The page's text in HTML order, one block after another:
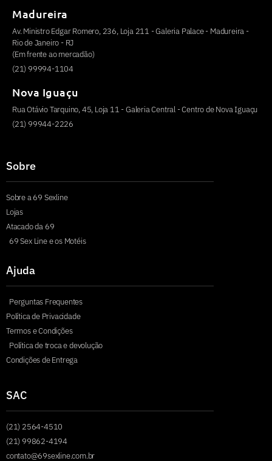
Madureira
Av. Ministro Edgar Romero, 236, Loja 211 - Galeria Palace - Madureira -
Rio de Janeiro - RJ
(Em frente ao mercadão)
(21) 99994-1104
Nova Iguaçu
Rua Otávio Tarquino, 45, Loja 11 - Galeria Central - Centro de Nova Iguaçu
(21) 99944-2226
Sobre
Sobre a 69 Sexline
Lojas
Atacado da 69
69 Sex Line e os Motéis
Ajuda
Perguntas Frequentes
Política de Privacidade
Termos e Condições
Política de troca e devolução
Condições de Entrega
SAC
(21) 2564-4510
(21) 99862-4194
contato@69sexline.com.br